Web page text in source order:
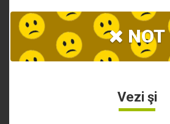
NOT
Vezi şi